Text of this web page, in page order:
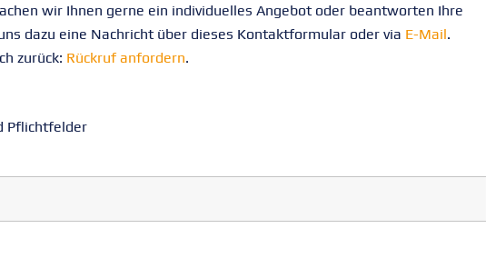
wir Ihnen gerne ein individuelles Angebot oder beantworten Ihre
dazu eine Nachricht über dieses Kontaktformular oder via E-Mail.
zurück: Rückruf anfordern.
Pflichtfelder